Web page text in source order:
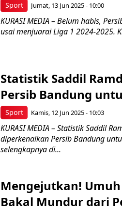
Sport Jumat, 13 Jun 2025 - 10:00
KURASI MEDIA – Belum habis,
usai menjuarai Liga 1 2024-2025.
Sport
Statistik Saddil
Persib Bandung
Kamis, 12 Jun 2025 - 10:03
KURASI MEDIA – Statistik Saddil
diperkenalkan Persib Bandung
selengkapnya di...
Mengejutkan!
Bakal Mundur dari